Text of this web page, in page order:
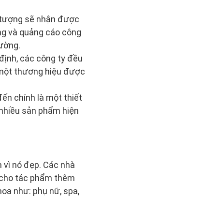
sẽ nhận được
và quảng cáo công
các công ty đều
thương hiệu được
chính là một thiết
sản phẩm hiện
nó đẹp. Các nhà
tác phẩm thêm
như: phụ nữ, spa,